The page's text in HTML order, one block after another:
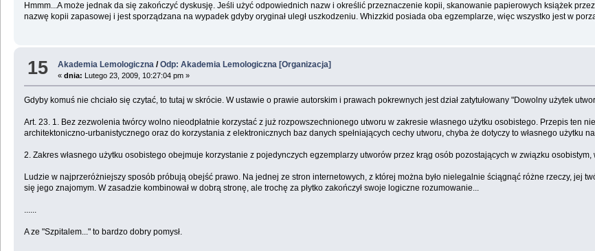
Hmmm...A może jednak da się zakończyć dyskusję. Jeśli użyć odpowiednich nazw i określić przeznaczenie kopii, skanowanie papierowych książek
nazwę kopii zapasowej i jest sporządzana na wypadek gdyby oryginał uległ uszkodzeniu. Whizzkid posiada oba egzemplarze, więc wszystko jest w
15 Akademia Lemologiczna /Odp: Akademia Lemologiczna [Organizacja]
«dnia: Lutego 23, 2009, 10:27:04 pm »
Gdyby komuś nie chciało się czytać, to tutaj w skrócie. W ustawie o prawie autorskim i prawach pokrewnych jest dział zatytułowany "Dowolny użytek
Art. 23. 1. Bez zezwolenia twórcy wolno nieodpłatnie korzystać z już rozpowszechnionego utworu w zakresie własnego użytku osobistego. Przepis ten
architektoniczno-urbanistycznego oraz do korzystania z elektronicznych baz danych spełniających cechy utworu, chyba że dotyczy to własnego użytku
2. Zakres własnego użytku osobistego obejmuje korzystanie z pojedynczych egzemplarzy utworów przez krąg osób pozostających w związku
Ludzie w najprzeróżniejszy sposób próbują obejść prawo. Na jednej ze stron internetowych, z której można było nielegalnie ściągnąć różne rzeczy, jej
się jego znajomym. W zasadzie kombinował w dobrą stronę, ale trochę za płytko zakończył swoje logiczne rozumowanie...
A ze "Szpitalem..." to bardzo dobry pomysł.